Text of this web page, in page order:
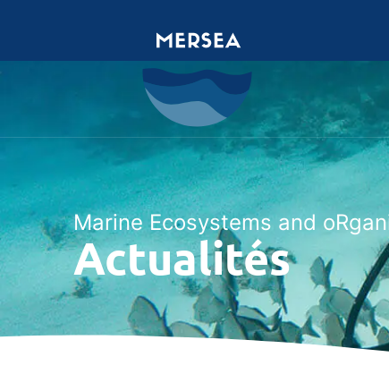
Marine Ecosystems and
Actualités